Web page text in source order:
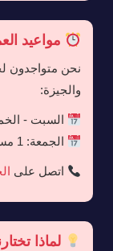
مواعيد
نحن متواجدون
والجيزة:
السبت - الخميس: 9 صباحًا
الجمعة: 1 مساءً إلى 9 مساءً
اتصل على
لماذا